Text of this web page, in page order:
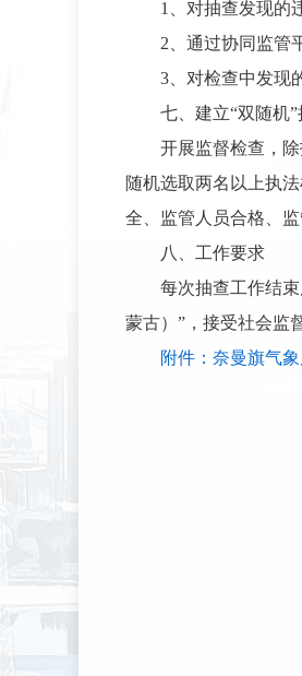
1、对抽查发现的
2、通过协同监管
3、对检查中发现
七、建立“双随机”
开展监督检查，
随机选取两名以上执
全、监管人员合格、监
八、工作要求
每次抽查工作结
蒙古）”，接受社会监
附件：奈曼旗气